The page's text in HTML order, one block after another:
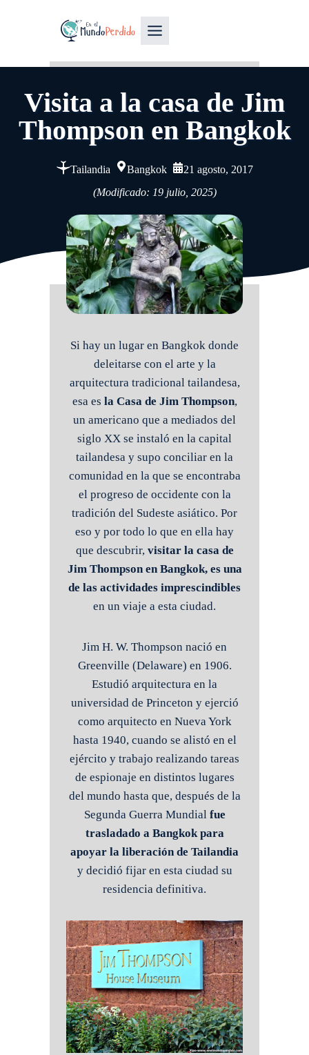
Visita a la casa de Jim
Thompson en Bangkok
Tailandia Bangkok
21 agosto, 2017
(Modificado: 19 julio, 2025)
Si hay un lugar en Bangkok donde
deleitarse con el arte y la
arquitectura tradicional tailandesa,
esa es la Casa de Jim Thompson,
un americano que a mediados del
siglo XX se instaló en la capital
tailandesa y supo conciliar en la
comunidad en la que se encontraba
el progreso de occidente con la
tradición del Sudeste asiático. Por
eso y por todo lo que en ella hay
que descubrir, visitar la casa de
Jim Thompson en Bangkok, es una
de las actividades imprescindibles
en un viaje a esta ciudad.
Jim H. W. Thompson nació en
Greenville (Delaware) en 1906.
Estudió arquitectura en la
universidad de Princeton y ejerció
como arquitecto en Nueva York
hasta 1940, cuando se alistó en el
ejército y trabajo realizando tareas
de espionaje en distintos lugares
del mundo hasta que, después de la
Segunda Guerra Mundial fue
trasladado a Bangkok para
apoyar la liberación de Tailandia
y decidió fijar en esta ciudad su
residencia definitiva.